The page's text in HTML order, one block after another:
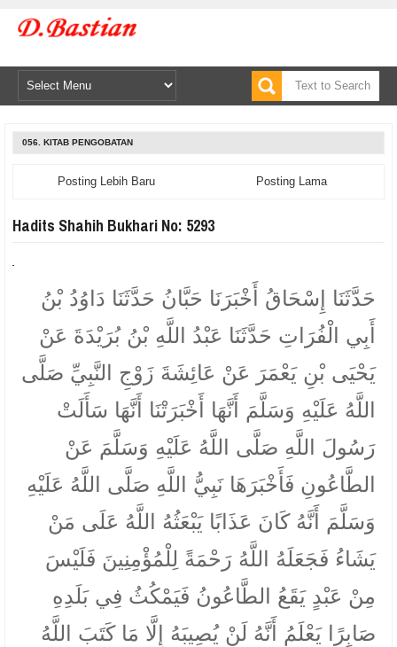
056. KITAB PENGOBATAN
Posting Lebih Baru Posting Lama
Hadits Shahih Bukhari No: 5293
حَدَّثَنَا إِسْحَاقُ أَخْبَرَنَا حَبَّانُ حَدَّثَنَا دَاوُدُ بْنُ
أَبِي الْفُرَاتِ حَدَّثَنَا عَبْدُ اللَّهِ بْنُ بُرَيْدَةَ عَنْ
يَحْيَى بْنِ يَعْمَرَ عَنْ عَائِشَةَ زَوْجِ النَّبِيِّ صَلَّى
اللَّهُ عَلَيْهِ وَسَلَّمَ أَنَّهَا أَخْبَرَتْنَا أَنَّهَا سَأَلَتْ
رَسُولَ اللَّهِ صَلَّى اللَّهُ عَلَيْهِ وَسَلَّمَ عَنْ
الطَّاعُونِ فَأَخْبَرَهَا نَبِيُّ اللَّهِ صَلَّى اللَّهُ عَلَيْهِ
وَسَلَّمَ أَنَّهُ كَانَ عَذَابًا يَبْعَثُهُ اللَّهُ عَلَى مَنْ
يَشَاءُ فَجَعَلَهُ اللَّهُ رَحْمَةً لِلْمُؤْمِنِينَ فَلَيْسَ
مِنْ عَبْدٍ يَقَعُ الطَّاعُونُ فَيَمْكُثُ فِي بَلَدِهِ
صَابِرًا يَعْلَمُ أَنَّهُ لَنْ يُصِيبَهُ إِلَّا مَا كَتَبَ اللَّهُ